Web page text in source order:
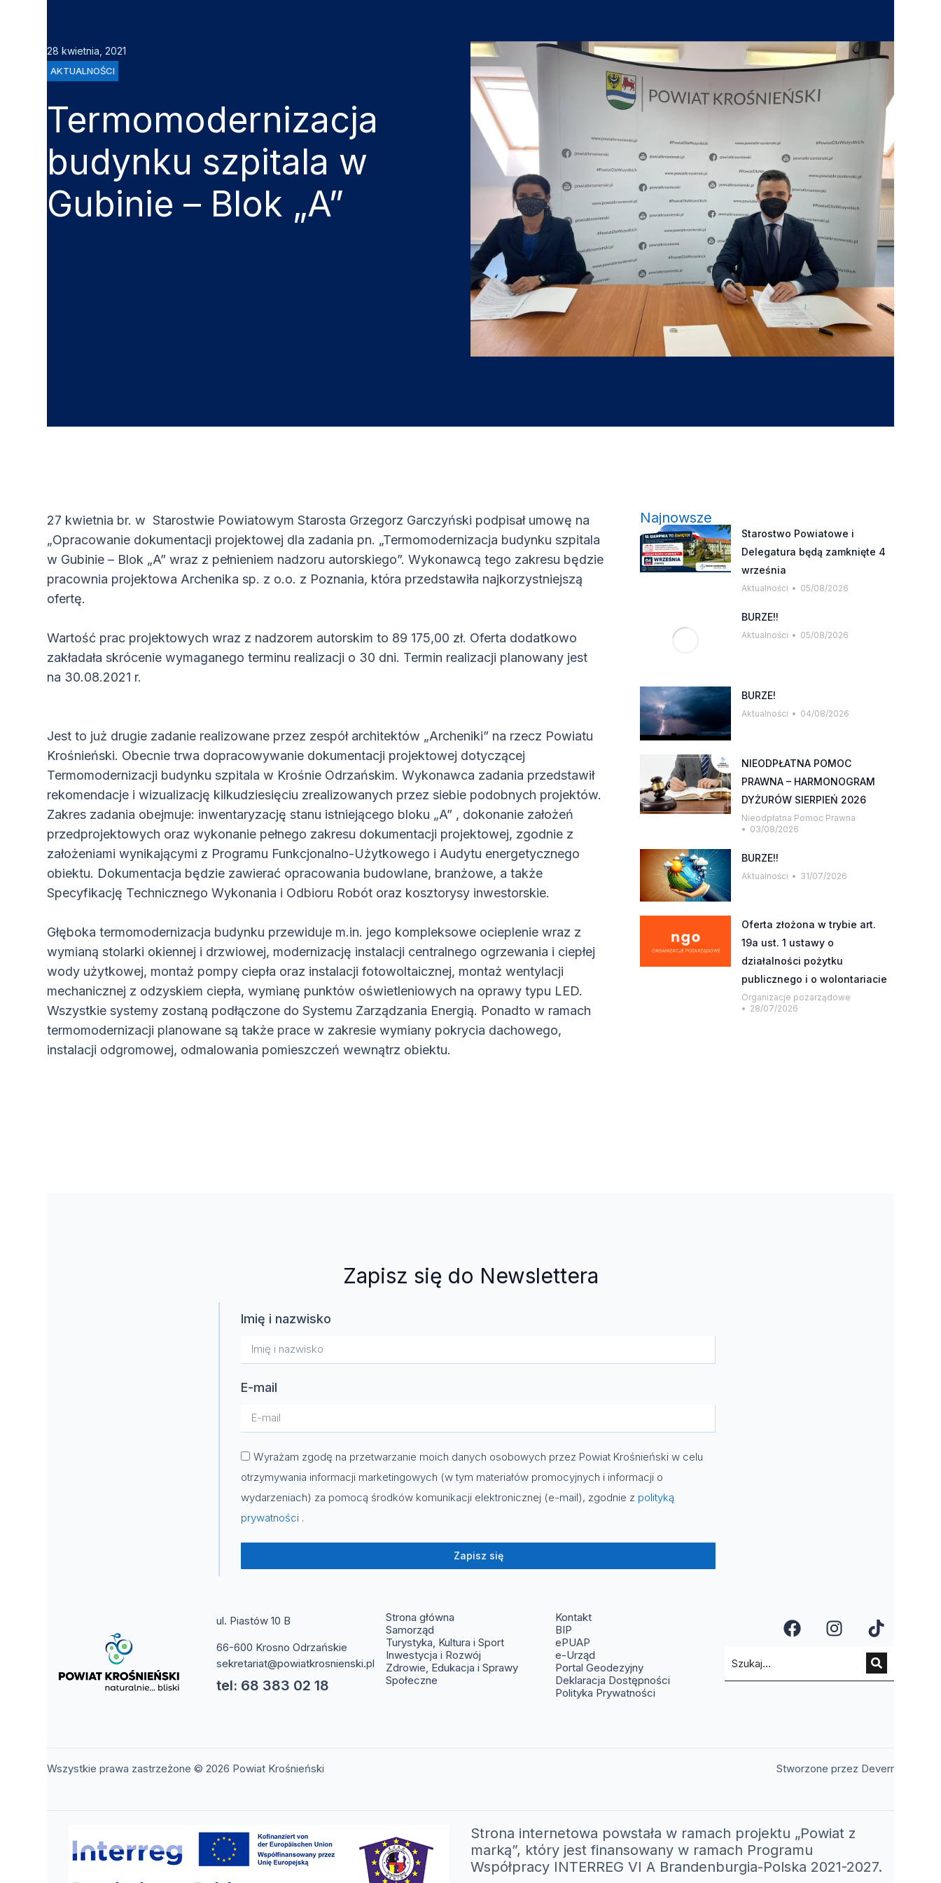
28 kwietnia, 2021
AKTUALNOŚCI
Termomodernizacja
budynku szpitala w
Gubinie – Blok „A”
27 kwietnia br. w Starostwie Powiatowym Starosta Grzegorz Garczyński podpisał umowę na
„Opracowanie dokumentacji projektowej dla zadania pn. „Termomodernizacja budynku szpitala
w Gubinie – Blok „A” wraz z pełnieniem nadzoru autorskiego”. Wykonawcą tego zakresu będzie
pracownia projektowa Archenika sp. z o.o. z Poznania, która przedstawiła najkorzystniejszą
ofertę.
Wartość prac projektowych wraz z nadzorem autorskim to 89 175,00 zł. Oferta dodatkowo
zakładała skrócenie wymaganego terminu realizacji o 30 dni. Termin realizacji planowany jest
na 30.08.2021 r.
Jest to już drugie zadanie realizowane przez zespół architektów „Archeniki” na rzecz Powiatu
Krośnieński. Obecnie trwa dopracowywanie dokumentacji projektowej dotyczącej
Termomodernizacji budynku szpitala w Krośnie Odrzańskim. Wykonawca zadania przedstawił
rekomendacje i wizualizację kilkudziesięciu zrealizowanych przez siebie podobnych projektów.
Zakres zadania obejmuje: inwentaryzację stanu istniejącego bloku „A” , dokonanie założeń
przedprojektowych oraz wykonanie pełnego zakresu dokumentacji projektowej, zgodnie z
założeniami wynikającymi z Programu Funkcjonalno-Użytkowego i Audytu energetycznego
obiektu. Dokumentacja będzie zawierać opracowania budowlane, branżowe, a także
Specyfikację Technicznego Wykonania i Odbioru Robót oraz kosztorysy inwestorskie.
Głęboka termomodernizacja budynku przewiduje m.in. jego kompleksowe ocieplenie wraz z
wymianą stolarki okiennej i drzwiowej, modernizację instalacji centralnego ogrzewania i ciepłej
wody użytkowej, montaż pompy ciepła oraz instalacji fotowoltaicznej, montaż wentylacji
mechanicznej z odzyskiem ciepła, wymianę punktów oświetleniowych na oprawy typu LED.
Wszystkie systemy zostaną podłączone do Systemu Zarządzania Energią. Ponadto w ramach
termomodernizacji planowane są także prace w zakresie wymiany pokrycia dachowego,
instalacji odgromowej, odmalowania pomieszczeń wewnątrz obiektu.
Najnowsze
Starostwo Powiatowe i
Delegatura będą zamknięte 4
września
Aktualności 05/08/2026
BURZE!!
Aktualności 05/08/2026
BURZE!
Aktualności 04/08/2026
NIEODPŁATNA POMOC
PRAWNA – HARMONOGRAM
DYŻURÓW SIERPIEŃ 2026
Nieodpłatna Pomoc Prawna
03/08/2026
BURZE!!
Aktualności 31/07/2026
Oferta złożona w trybie art.
19a ust. 1 ustawy o
działalności pożytku
publicznego i o wolontariacie
Organizacje pozarządowe
28/07/2026
Zapisz się do Newslettera
Imię i nazwisko
E-mail
Wyrażam zgodę na przetwarzanie moich danych osobowych przez Powiat Krośnieński w celu
otrzymywania informacji marketingowych (w tym materiałów promocyjnych i informacji o
wydarzeniach) za pomocą środków komunikacji elektronicznej (e-mail), zgodnie z polityką
prywatności .
Zapisz się
ul. Piastów 10 B
66-600 Krosno Odrzańskie
sekretariat@powiatkrosnienski.pl
tel: 68 383 02 18
Strona główna
Samorząd
Turystyka, Kultura i Sport
Inwestycja i Rozwój
Zdrowie, Edukacja i Sprawy
Społeczne
Kontakt(otwiera się w nowym oknie)
BIP(otwiera się w nowym oknie)
ePUAP(otwiera się w nowym oknie)
e-Urząd(otwiera się w nowym oknie)
Portal Geodezyjny(otwiera się w nowym oknie)
Deklaracja Dostępności
Polityka Prywatności
(otwiera się w
(otwiera się
Wszystkie prawa zastrzeżone © 2026 Powiat Krośnieński Stworzone przez Deverr(otwiera
Strona internetowa powstała w ramach projektu „Powiat z
marką”, który jest finansowany w ramach Programu
Współpracy INTERREG VI A Brandenburgia-Polska 2021-2027.